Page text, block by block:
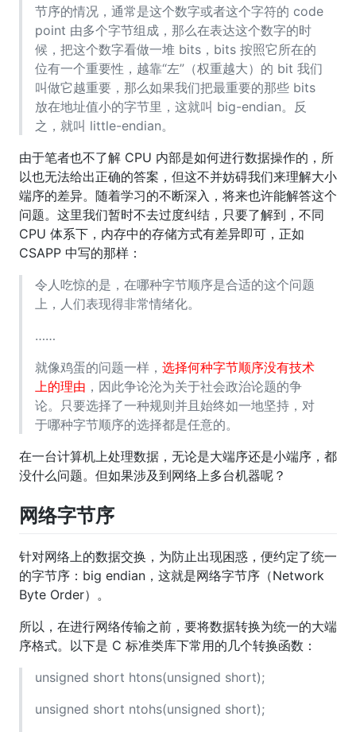
节序的情况，通常是这个数字或者这个字符的 code
point 由多个字节组成，那么在表达这个数字的时
候，把这个数字看做一堆 bits，bits 按照它所在的
位有一个重要性，越靠“左”（权重越大）的 bit 我们
叫做它越重要，那么如果我们把最重要的那些 bits
放在地址值小的字节里，这就叫 big-endian。反
之，就叫 little-endian。
由于笔者也不了解 CPU 内部是如何进行数据操作的，所
以也无法给出正确的答案，但这不并妨碍我们来理解大小
端序的差异。随着学习的不断深入，将来也许能解答这个
问题。这里我们暂时不去过度纠结，只要了解到，不同
CPU 体系下，内存中的存储方式有差异即可，正如
CSAPP 中写的那样：
令人吃惊的是，在哪种字节顺序是合适的这个问题
上，人们表现得非常情绪化。
……
就像鸡蛋的问题一样， 选择何种字节顺序没有技术
上的理由 ，因此争论沦为关于社会政治论题的争
论。只要选择了一种规则并且始终如一地坚持，对
于哪种字节顺序的选择都是任意的。
在一台计算机上处理数据，无论是大端序还是小端序，都
没什么问题。但如果涉及到网络上多台机器呢？
网络字节序
针对网络上的数据交换，为防止出现困惑，便约定了统一
的字节序：big endian，这就是网络字节序（Network
Byte Order）。
所以，在进行网络传输之前，要将数据转换为统一的大端
序格式。以下是 C 标准类库下常用的几个转换函数：
unsigned short htons(unsigned short);
unsigned short ntohs(unsigned short);